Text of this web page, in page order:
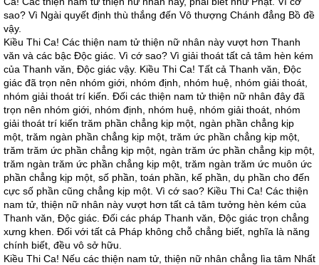
sao? Vì Ngài quyết định thù thắng đến Vô thượng Chánh đẳng Bồ đề
vậy.
Kiều Thi Ca! Các thiện nam tử thiện nữ nhân này vượt hơn Thanh
văn và các bậc Độc giác. Vì cớ sao? Vì giải thoát tất cả tâm hèn kém
của Thanh văn, Độc giác vậy. Kiều Thi Ca! Tất cả Thanh văn, Độc
giác đã trọn nên nhóm giới, nhóm định, nhóm huệ, nhóm giải thoát,
nhóm giải thoát trí kiến. Đối các thiện nam tử thiện nữ nhân đây đã
trọn nên nhóm giới, nhóm định, nhóm huệ, nhóm giải thoát, nhóm
giải thoát trí kiến trăm phần chẳng kịp một, ngàn phần chẳng kịp
một, trăm ngàn phần chẳng kịp một, trăm ức phần chẳng kịp một,
trăm trăm ức phần chẳng kịp một, ngàn trăm ức phần chẳng kịp một,
trăm ngàn trăm ức phần chẳng kịp một, trăm ngàn trăm ức muôn ức
phần chẳng kịp một, số phần, toán phần, kế phần, dụ phần cho đến
cực số phần cũng chẳng kịp một. Vì cớ sao? Kiều Thi Ca! Các thiện
nam tử, thiện nữ nhân này vượt hơn tất cả tâm tưởng hèn kém của
Thanh văn, Độc giác. Đối các pháp Thanh văn, Độc giác trọn chẳng
xưng khen. Đối với tất cả Pháp không chỗ chẳng biết, nghĩa là năng
chính biết, đều vô sở hữu.
Kiều Thi Ca! Nếu các thiện nam tử, thiện nữ nhân chẳng lìa tâm Nhất